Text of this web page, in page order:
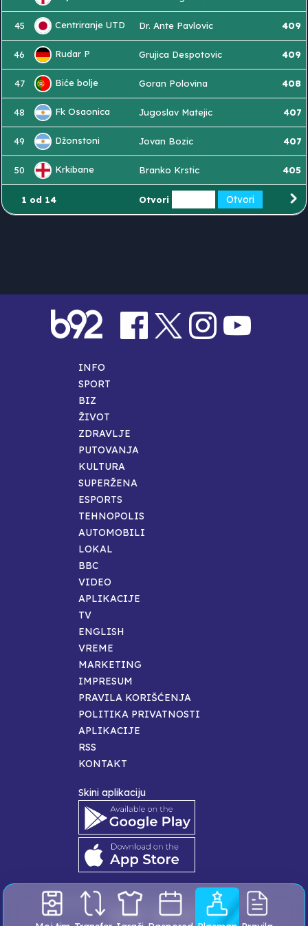
45 Centriranje UTD Dr. Ante Pavlovic 409
46 Rudar P Grujica Despotovic 409
47 Biće bolje Goran Polovina 408
48 Fk Osaonica Jugoslav Matejic 407
49 Džonstoni Jovan Bozic 407
50 Krkibane Branko Krstic 405
1 od 14 Otvori
INFO
SPORT
BIZ
ŽIVOT
ZDRAVLJE
PUTOVANJA
KULTURA
SUPERŽENA
ESPORTS
TEHNOPOLIS
AUTOMOBILI
LOKAL
BBC
VIDEO
APLIKACIJE
TV
ENGLISH
VREME
MARKETING
IMPRESUM
PRAVILA KORIŠĆENJA
POLITIKA PRIVATNOSTI
APLIKACIJE
RSS
KONTAKT
Skini aplikaciju
© 1995 - 2024,B92